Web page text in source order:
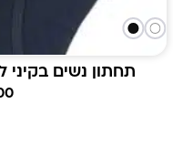
תחתון נשים בקיני